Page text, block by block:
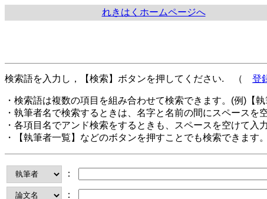
れきはくホームページへ
検索語を入力し，【検索】ボタンを押してください. （ 登
・検索語は複数の項目を組み合わせて検索できます。(例)【執
・執筆者名で検索するときは、名字と名前の間にスペースを
・各項目名でアンド検索をするときも、スペースを空けて
・【執筆者一覧】などのボタンを押すことでも検索できます。
：
：